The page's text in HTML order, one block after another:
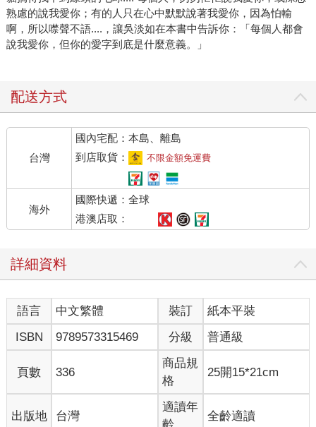
熟慮的說我愛你；有的人只在心中默默說著我愛你，因為怕輸
啊，所以噤聲不語....，讓吳淡如在本書中告訴你：「每個人都會
說我愛你，但你的愛字到底是什麼意義。」
配送方式
台灣
國內宅配：本島、離島
到店取貨：
不限金額免運費
海外
國際快遞：全球
港澳店取：
詳細資料
語言 中文繁體 裝訂
紙本平裝
ISBN
9789573315469 分級 普通級
頁數 336
商品規
格
25開15*21cm
出版地 台灣
適讀年
全齡適讀